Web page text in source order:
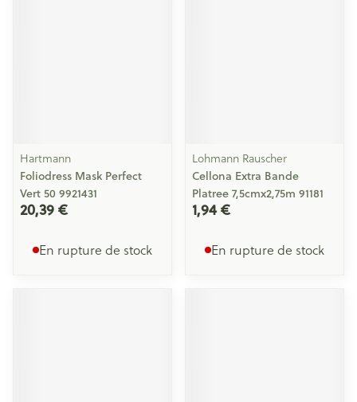
Hartmann
Foliodress Mask Perfect
Vert 50 9921431
20,39 €
En rupture de stock
Lohmann Rauscher
Cellona Extra Bande
Platree 7,5cmx2,75m 91181
1,94 €
En rupture de stock